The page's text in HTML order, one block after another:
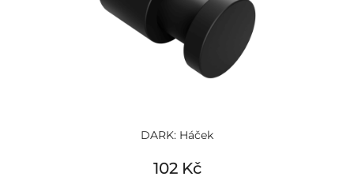
DARK: Háček
102 Kč